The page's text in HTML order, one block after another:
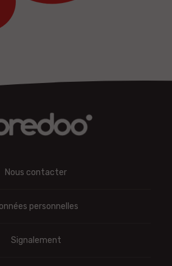
Nous contacter
personnelles
Signalement